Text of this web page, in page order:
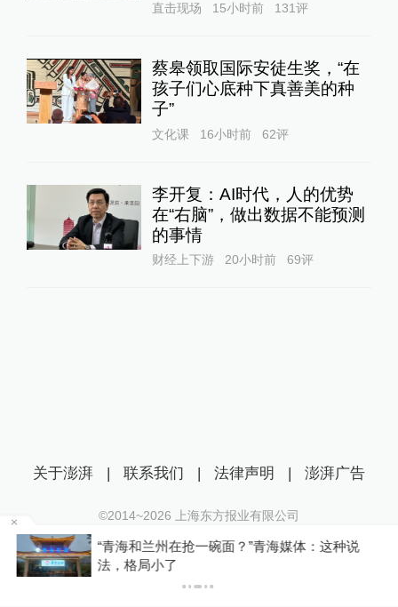
直击现场 15小时前 131评
蔡皋领取国际安徒生奖，“在
孩子们心底种下真善美的种
子”
文化课 16小时前 62评
李开复：AI时代，人的优势
在“右脑”，做出数据不能预测
的事情
财经上下游 20小时前 69评
“青海和兰州在抢一碗面？”青海媒体：这种说
法，格局小了
关于澎湃 | 联系我们 | 法律声明 | 澎湃广告
©2014~2026 上海东方报业有限公司
沪ICP证：沪B2-20170116 | 沪ICP备14003370号
互联网新闻信息服务许可证：31120170006
沪公网安备 31010602000299号